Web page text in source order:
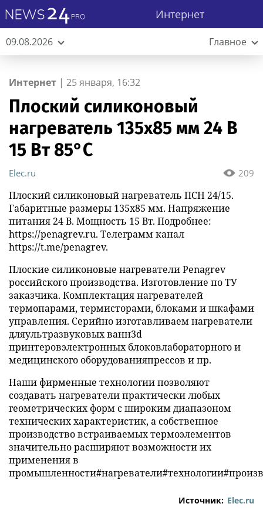
Интернет
09.08.2026 Главное
Интернет | 25 января, 16:32
Плоский силиконовый
нагреватель 135х85 мм 24 В
15 Вт 85°С
209
Elec.ru
Плоский силиконовый нагреватель ПСН 24/15.
Габаритные размеры 135х85 мм. Напряжение
питания 24 В. Мощность 15 Вт. Подробнее:
https://penagrev.ru. Телеграмм канал
https://t.me/penagrev.
Плоские силиконовые нагреватели Penagrev
российского производства. Изготовление по ТУ
заказчика. Комплектация нагревателей
термопарами, термисторами, блоками и шкафами
управления. Серийно изготавливаем нагреватели
дляультразвуковых ванн3d
принтеровэлектронных блоковлабораторного и
медицинского оборудованияпрессов и пр.
Наши фирменные технологии позволяют
создавать нагреватели практически любых
геометрических форм с широким диапазоном
технических характеристик, а собственное
производство встраиваемых термоэлементов
значительно расширяют возможности их
применения в
Источник: Elec.ru